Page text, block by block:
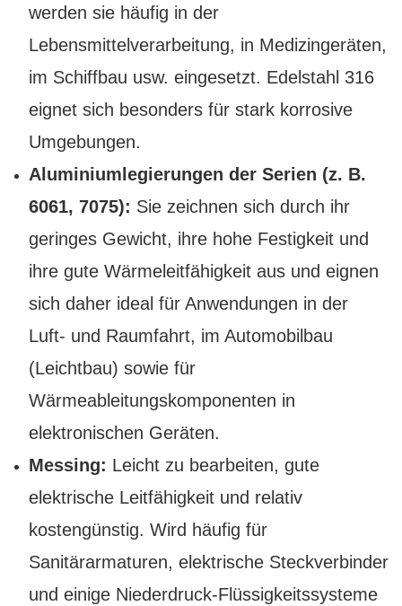
werden sie häufig in der
Lebensmittelverarbeitung, in Medizingeräten,
im Schiffbau usw. eingesetzt. Edelstahl 316
eignet sich besonders für stark korrosive
Umgebungen.
Aluminiumlegierungen der Serien (z. B.
6061, 7075): Sie zeichnen sich durch ihr
geringes Gewicht, ihre hohe Festigkeit und
ihre gute Wärmeleitfähigkeit aus und eignen
sich daher ideal für Anwendungen in der
Luft- und Raumfahrt, im Automobilbau
(Leichtbau) sowie für
Wärmeableitungskomponenten in
elektronischen Geräten.
Messing: Leicht zu bearbeiten, gute
elektrische Leitfähigkeit und relativ
kostengünstig. Wird häufig für
Sanitärarmaturen, elektrische Steckverbinder
und einige Niederdruck-Flüssigkeitssysteme